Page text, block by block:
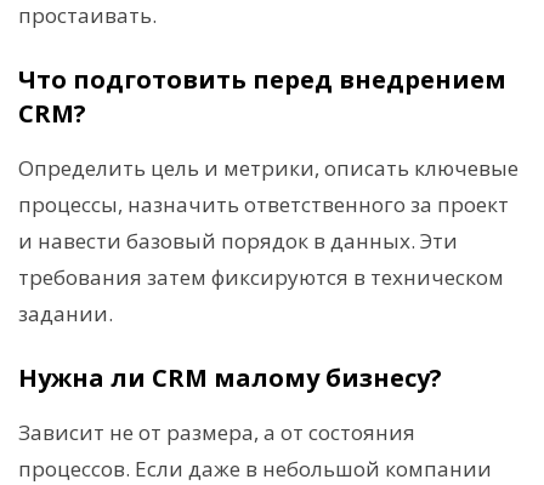
простаивать.
Что подготовить перед внедрением
CRM?
Определить цель и метрики, описать ключевые
процессы, назначить ответственного за проект
и навести базовый порядок в данных. Эти
требования затем фиксируются в техническом
задании.
Нужна ли CRM малому бизнесу?
Зависит не от размера, а от состояния
процессов. Если даже в небольшой компании